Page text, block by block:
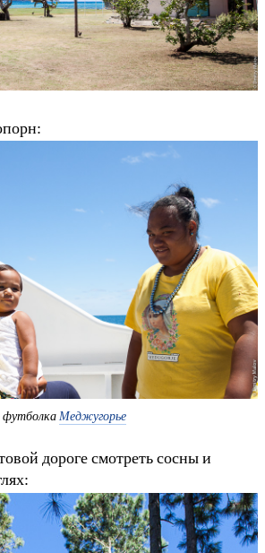
Меджугорье
дороге смотреть сосны и